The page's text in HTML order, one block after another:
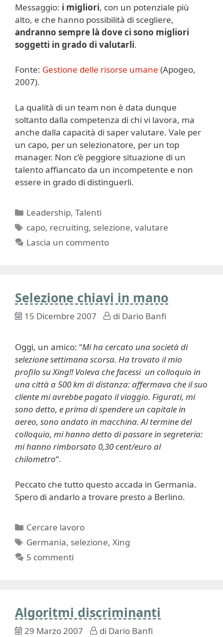
Messaggio: i migliori, con un potenziale più
alto, e che hanno possibilità di scegliere,
andranno sempre là dove ci sono migliori
soggetti in grado di valutarli.
Fonte: Gestione delle risorse umane (Apogeo,
2007).
La qualità di un team non è data dunque
soltanto dalla competenza di chi vi lavora, ma
anche dalla capacità di saper valutare. Vale per
un capo, per un selezionatore, per un top
manager. Non c’è peggiore situazione di un
talento affiancato da un incompetente e non
essere in grado di distinguerli.
Categorie
Leadership,Talenti
Tag
capo, recruiting, selezione,valutare
Lascia un commento
Selezione chiavi in mano
15 Dicembre 2007 di Dario Banfi
Oggi, un amico: “Mi ha cercato una società di
selezione settimana scorsa. Ha trovato il mio
profilo su Xing!! Voleva che facessi un colloquio in
una città a 500 km di distanza: affermava che il suo
cliente mi avrebbe pagato il viaggio. Figurati, mi
sono detto, e prima di spendere un capitale in
aereo, sono andato in macchina. Al termine del
colloquio, mi hanno detto di passare in segreteria:
mi hanno rimborsato 0,30 cent/euro al
chilometro“.
Peccato che tutto questo accada in Germania.
Spero di andarlo a trovare presto a Berlino.
Categorie
Cercare lavoro
Tag
Germania, selezione,Xing
5 commenti
Algoritmi discriminanti
29 Marzo 2007 di Dario Banfi